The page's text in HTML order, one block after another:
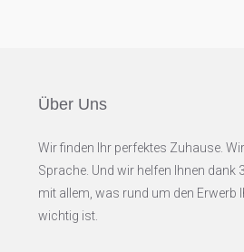
Über Uns
Wir finden Ihr perfektes Zuhause.
Sprache. Und wir helfen Ihnen dank
mit allem, was rund um den Erwerb
wichtig ist.